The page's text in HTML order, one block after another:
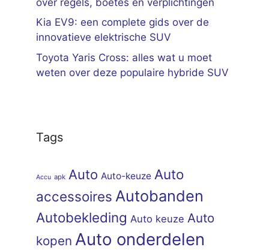
Kia EV9: een complete gids over de
innovatieve elektrische SUV
Toyota Yaris Cross: alles wat u moet
weten over deze populaire hybride SUV
Tags
Accu apk Auto Auto-keuze Auto
accessoires Autobanden
Autobekleding Auto keuze Auto
kopen Auto onderdelen